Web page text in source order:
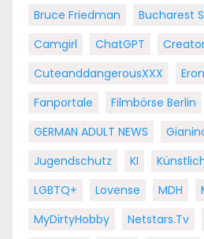
Bruce Friedman
Bucharest
Camgirl
ChatGPT
CuteanddangerousXXX
Fanportale
Filmbörse Berlin
GERMAN ADULT NEWS
Jugendschutz
KI
LGBTQ+
Lovense MDH
MyDirtyHobby
Netstars.tv